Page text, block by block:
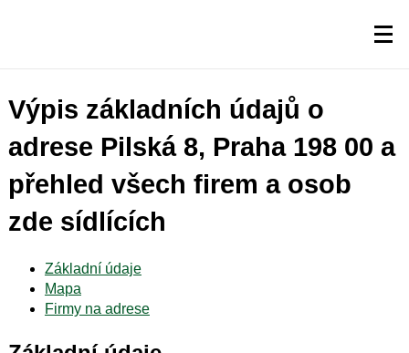
Výpis základních údajů o
adrese Pilská 8, Praha 198 00 a
přehled všech firem a osob
zde sídlících
Základní údaje
Mapa
Firmy na adrese